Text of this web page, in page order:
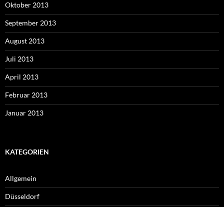
Oktober 2013
September 2013
August 2013
Juli 2013
April 2013
Februar 2013
Januar 2013
KATEGORIEN
Allgemein
Düsseldorf